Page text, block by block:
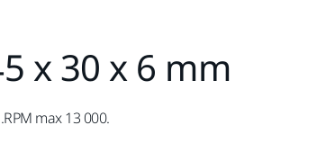
x 30 x 6 mm
max 13 000.